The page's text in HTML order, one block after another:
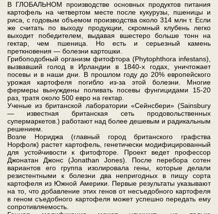
В ГЛОБАЛЬНОМ производстве основных продуктов питания
картофель на четвертом месте после кукурузы, пшеницы и
риса, с годовым объемом производства около 314 млн т. Если
же считать по выходу продукции, скромный клубень легко
выходит победителем, выдавая вшестеро больше тонн на
гектар, чем пшеница. Но есть и серьезный камень
преткновения — болезни картошки.
Грибоподобный организм фитофтора (Phytophthora infestans),
вызвавший голод в Ирландии в 1840-х годах, уничтожает
посевы и в наши дни. В прошлом году до 20% европейского
урожая картофеля погибло из-за этой болезни. Многие
фермеры вынуждены поливать посевы фунгицидами 15-20
раз, тратя около 500 евро на гектар.
Ученые из британской лаборатории «Сейнсбери» (Sainsbury
— известная британская сеть продовольственных
супермаркетов.) работают над более дешевым и радикальным
решением.
Возле Нориджа (главный город британского графства
Норфолк) растет картофель, генетически модифицированный
для устойчивости к фитофторе. Проект ведет профессор
Джонатан Джонс (Jonathan Jones). После перебора сотен
вариантов его группа изолировала гены, которые делали
резистентными к болезни два непригодных в пищу сорта
картофеля из Южной Америки. Первые результаты указывают
на то, что добавление этих генов от несъедобного картофеля
в геном съедобного картофеля может успешно передать ему
сопротивляемость.